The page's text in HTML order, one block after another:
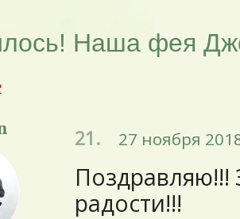
Наша фея
21. 27 ноября
Поздравляю!!!
радости!!!